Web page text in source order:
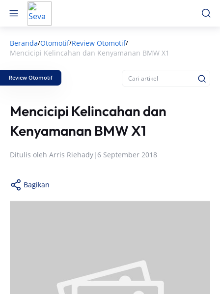
Beranda/Otomotif/Review Otomotif/
Mencicipi Kelincahan dan Kenyamanan BMW X1
Review Otomotif
Mencicipi Kelincahan dan
Kenyamanan BMW X1
Ditulis oleh Arris Riehady| 6 September 2018
Bagikan